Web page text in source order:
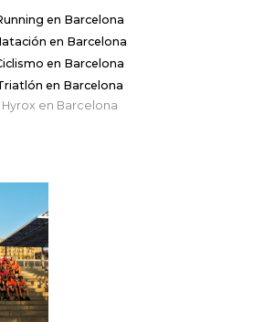
en Barcelona
en Barcelona
en Barcelona
en Barcelona
Hyrox en Barcelona